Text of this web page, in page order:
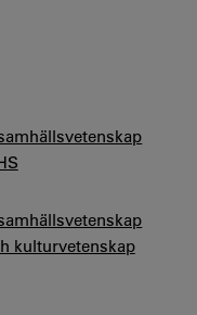
kulturvetenskap